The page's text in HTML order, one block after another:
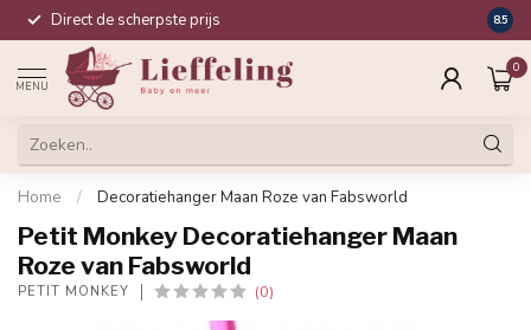
Direct de scherpste prijs 8.5
MENU
0
Home / Decoratiehanger Maan Roze van Fabsworld
Petit Monkey Decoratiehanger Maan
Roze van Fabsworld
PETIT MONKEY (0)